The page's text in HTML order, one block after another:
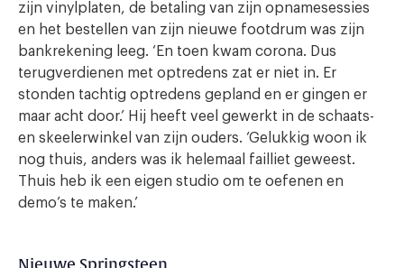
zijn vinylplaten, de betaling van zijn opnamesessies
en het bestellen van zijn nieuwe footdrum was zijn
bankrekening leeg. ‘En toen kwam corona. Dus
terugverdienen met optredens zat er niet in. Er
stonden tachtig optredens gepland en er gingen er
maar acht door.’ Hij heeft veel gewerkt in de schaats-
en skeelerwinkel van zijn ouders. ‘Gelukkig woon ik
nog thuis, anders was ik helemaal failliet geweest.
Thuis heb ik een eigen studio om te oefenen en
demo’s te maken.’